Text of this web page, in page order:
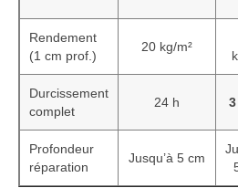
Rendement
(1 cm prof.)
20 kg/m²
Durcissement
complet
24 h
Profondeur
réparation
Jusqu’à 5 cm